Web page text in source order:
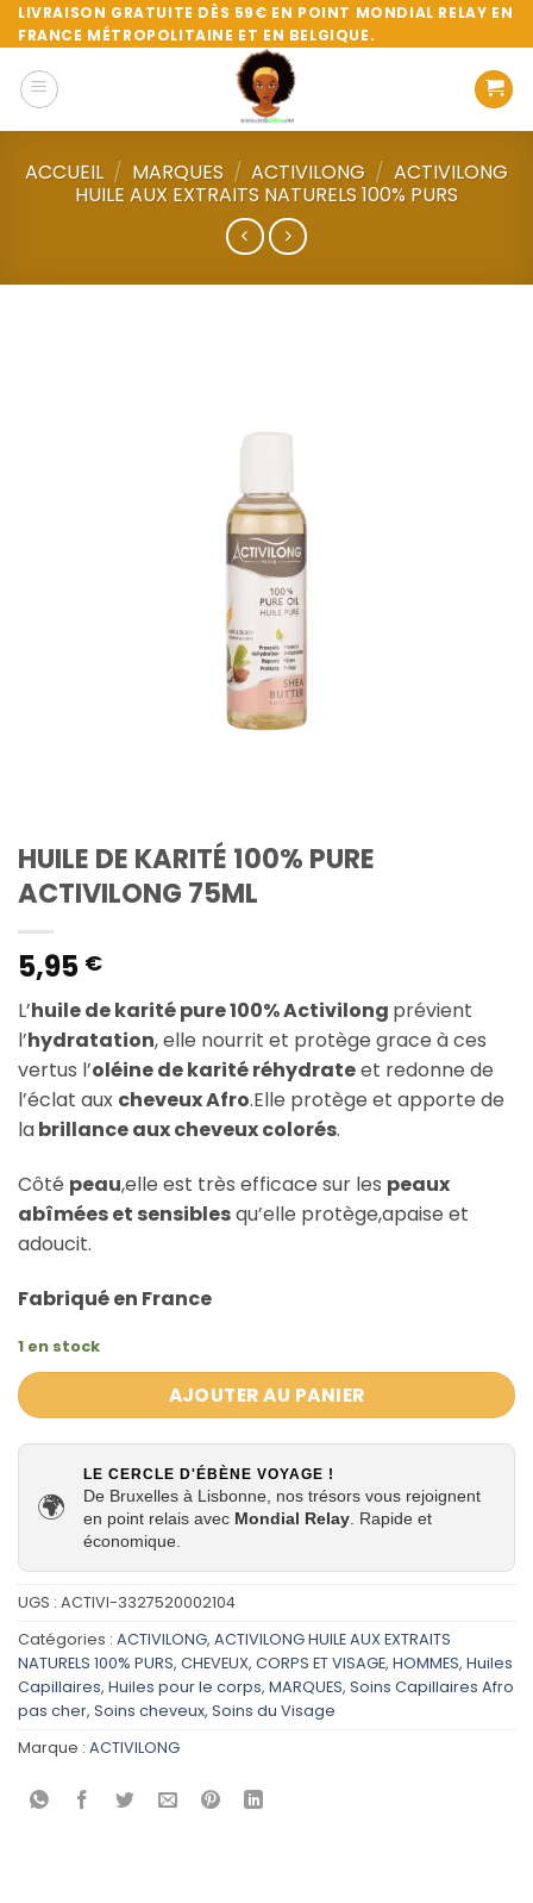
Passer
au
contenu
LIVRAISON GRATUITE DÈS 59€ EN POINT MONDIAL RELAY EN
FRANCE MÉTROPOLITAINE ET EN BELGIQUE.
ACCUEIL / MARQUES / ACTIVILONG / ACTIVILONG
HUILE AUX EXTRAITS NATURELS 100% PURS
HUILE DE KARITÉ 100% PURE
ACTIVILONG 75ML
5,95 €
L’huile de karité pure 100% Activilong prévient
l’hydratation, elle nourrit et protège grace à ces
vertus l’oléine de karité réhydrateet redonne de
l’éclat aux cheveux Afro.Elle protège et apporte de
labrillance aux cheveux colorés.
Côté peau,elle est très efficace sur les peaux
abîmées et sensiblesqu’elle protège,apaise et
adoucit.
Fabriqué en France
1 en stock
AJOUTER AU PANIER
🌍
LE CERCLE D'ÉBÈNE VOYAGE !
De Bruxelles à Lisbonne, nos trésors vous rejoignent
en point relais avec Mondial Relay . Rapide et
économique.
UGS : ACTIVI-3327520002104
Catégories : ACTIVILONG, ACTIVILONG HUILE AUX EXTRAITS
NATURELS 100% PURS, CHEVEUX, CORPS ET VISAGE, HOMMES, Huiles
Capillaires, Huiles pour le corps, MARQUES, Soins Capillaires Afro
pas cher, Soins cheveux, Soins du Visage
Marque : ACTIVILONG